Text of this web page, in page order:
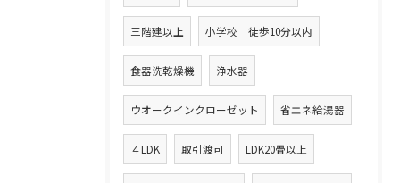
三階建以上 小学校 徒歩10分以内
食器洗乾燥機 浄水器
ウオークインクローゼット 省エネ給湯器
４LDK 取引渡可 LDK20畳以上